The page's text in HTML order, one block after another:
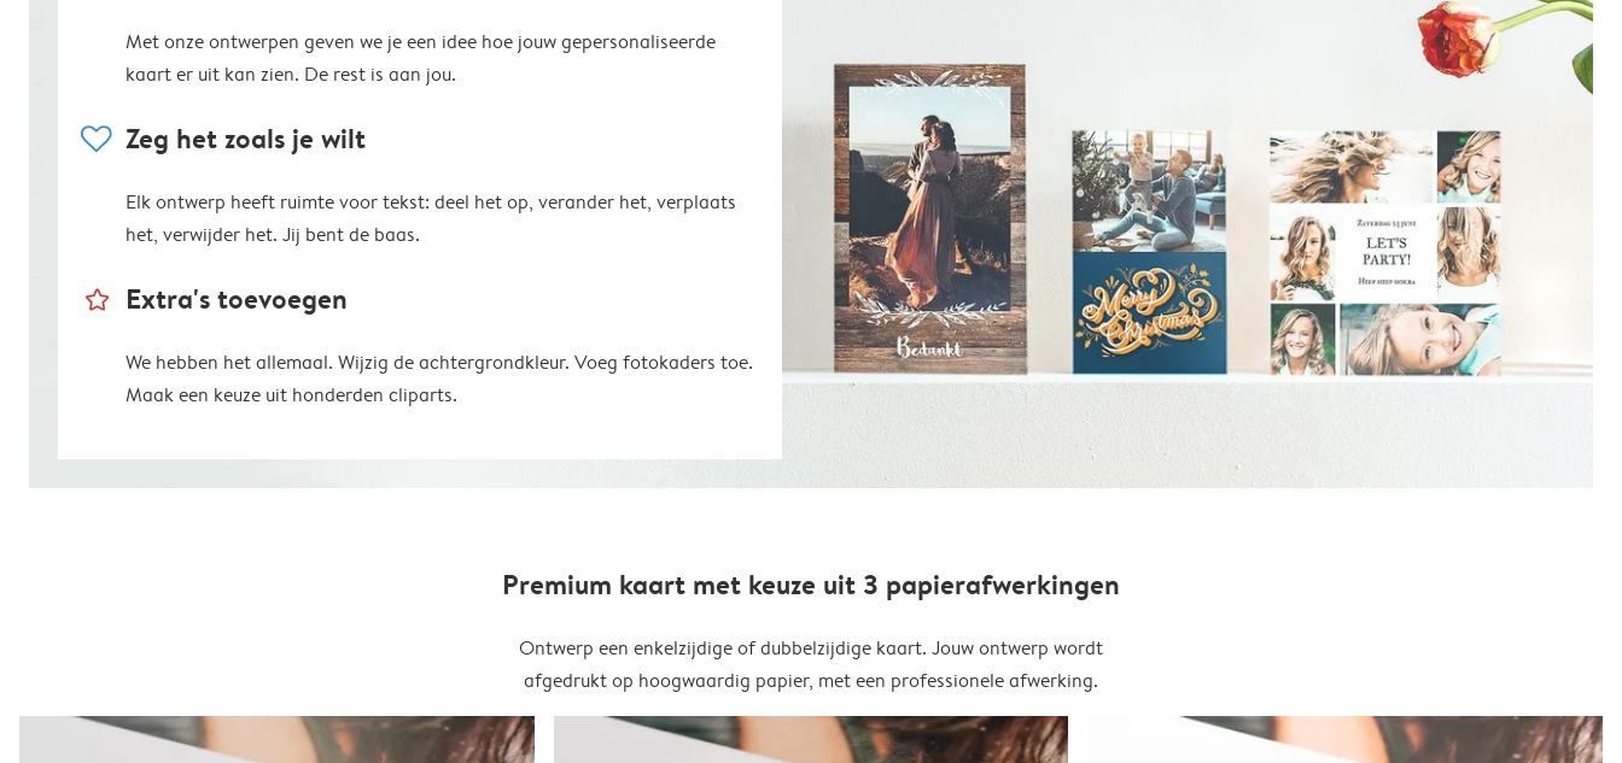
Met onze ontwerpen geven we je een idee hoe jouw gepersonaliseerde
kaart er uit kan zien. De rest is aan jou.
heart Zeg het zoals je wilt
Elk ontwerp heeft ruimte voor tekst: deel het op, verander het, verplaats
het, verwijder het. Jij bent de baas.
star_outline Extra's toevoegen
We hebben het allemaal. Wijzig de achtergrondkleur. Voeg fotokaders toe.
Maak een keuze uit honderden cliparts.
Premium kaart met keuze uit 3 papierafwerkingen
Ontwerp een enkelzijdige of dubbelzijdige kaart. Jouw ontwerp wordt
afgedrukt op hoogwaardig papier, met een professionele afwerking.